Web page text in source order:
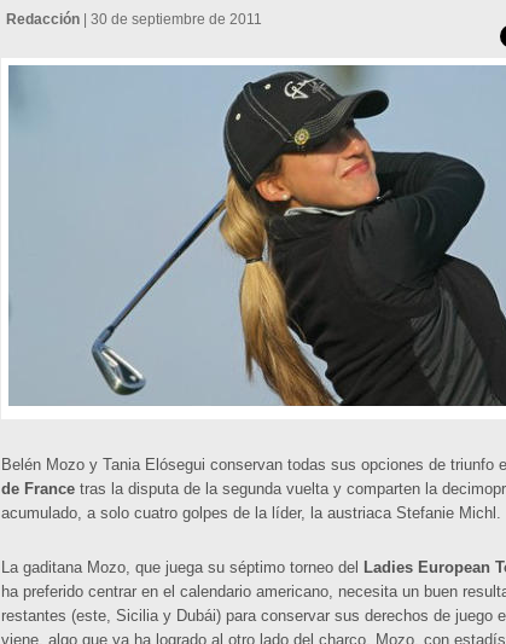
Redacción | 30 de septiembre de 2011
Belén Mozo y Tania Elósegui conservan todas sus opciones de triunfo
de France tras la disputa de la segunda vuelta y comparten la
acumulado, a solo cuatro golpes de la líder, la austriaca Stefanie Michl.
La gaditana Mozo, que juega su séptimo torneo del Ladies European
ha preferido centrar en el calendario americano, necesita un buen
restantes (este, Sicilia y Dubái) para conservar sus derechos de juego
viene, algo que ya ha logrado al otro lado del charco. Mozo, con